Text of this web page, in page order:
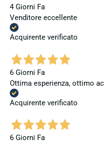
4 Giorni Fa
Venditore eccellente
Acquirente verificato
6 Giorni Fa
Ottima esperienza, ottimo
Acquirente verificato
6 Giorni Fa